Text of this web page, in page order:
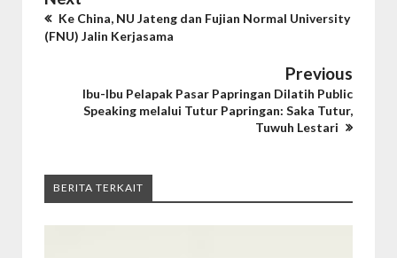
Ke China, NU Jateng dan Fujian Normal University
(FNU) Jalin Kerjasama
Previous
Ibu-Ibu Pelapak Pasar Papringan Dilatih Public
Speaking melalui Tutur Papringan: Saka Tutur,
Tuwuh Lestari
BERITA TERKAIT